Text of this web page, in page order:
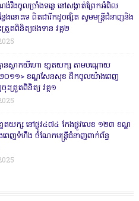
ង់រឹងចូលច្រាំងទន្លេ នៅសង្កាត់ព្រែកអំពិល
ែងនោះទេ ពិតជារីកដូចផ្សិត សូមមន្ត្រីជំនាញនិង
រួតពិនិត្យផងទាន វគ្គ២
ានស្លាកយីហោ ខា្នតយក្ស តាមបណ្តោយ
.២០១១> ខណ្ឌសែនសុខ ដឹកចូលយ៉ាងពេញ
ត្រួតពិនិត្យ វគ្គ១
នតយក្ស នៅផ្លូវ៤៧៤ កែងផ្លូវលេខ ១២៣ ខណ្ឌ
េញទំហឹង ចំណែកមន្ត្រីជំនាញពាក់ព័ន្ធ